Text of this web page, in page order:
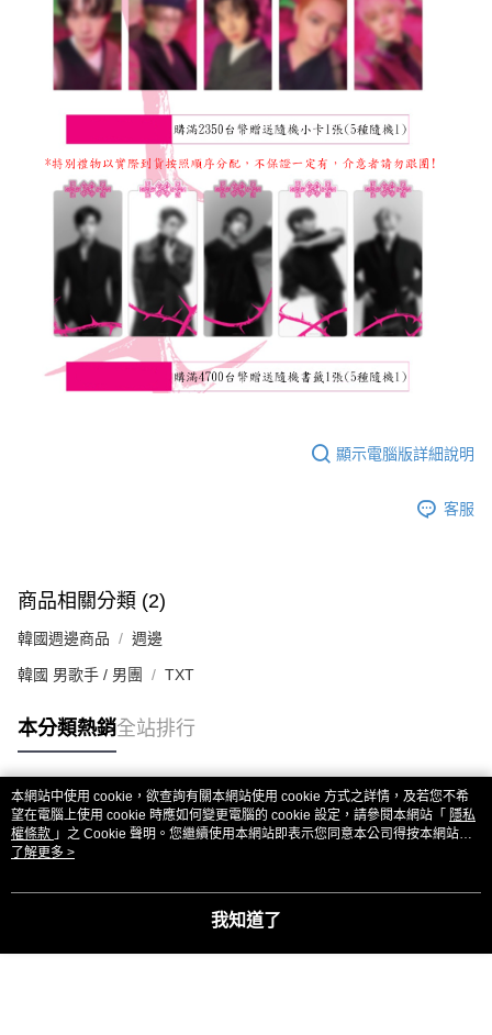
顯示電腦版詳細說明
客服
商品相關分類 (2)
韓國週邊商品 週邊
韓國 男歌手 / 男團 TXT
本分類熱銷全站排行
熱門標籤
本網站中使用 cookie，欲查詢有關本網站使用 cookie 方式之詳情，及若您不希
望在電腦上使用 cookie 時應如何變更電腦的 cookie 設定，請參閱本網站「 隱私
權條款 」之 Cookie 聲明。您繼續使用本網站即表示您同意本公司得按本網站使
用條款之 Cookie 聲明使用 cookie。
了解更多 >
我知道了